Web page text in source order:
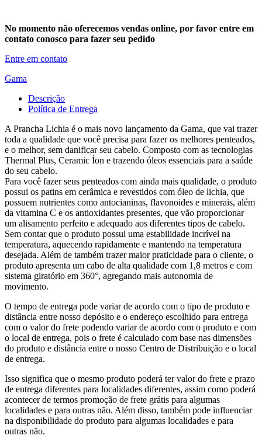
No momento não oferecemos vendas online, por favor entre em
contato conosco para fazer seu pedido
Entre em contato
Gama
Descrição
Política de Entrega
A Prancha Lichia é o mais novo lançamento da Gama, que vai trazer
toda a qualidade que você precisa para fazer os melhores penteados,
e o melhor, sem danificar seu cabelo. Composto com as tecnologias
Thermal Plus, Ceramic Íon e trazendo óleos essenciais para a saúde
do seu cabelo.
Para você fazer seus penteados com ainda mais qualidade, o produto
possui os patins em cerâmica e revestidos com óleo de lichia, que
possuem nutrientes como antocianinas, flavonoides e minerais, além
da vitamina C e os antioxidantes presentes, que vão proporcionar
um alisamento perfeito e adequado aos diferentes tipos de cabelo.
Sem contar que o produto possui uma estabilidade incrível na
temperatura, aquecendo rapidamente e mantendo na temperatura
desejada. Além de também trazer maior praticidade para o cliente, o
produto apresenta um cabo de alta qualidade com 1,8 metros e com
sistema giratório em 360°, agregando mais autonomia de
movimento.
O tempo de entrega pode variar de acordo com o tipo de produto e
distância entre nosso depósito e o endereço escolhido para entrega
com o valor do frete podendo variar de acordo com o produto e com
o local de entrega, pois o frete é calculado com base nas dimensões
do produto e distância entre o nosso Centro de Distribuição e o local
de entrega.
Isso significa que o mesmo produto poderá ter valor do frete e prazo
de entrega diferentes para localidades diferentes, assim como poderá
acontecer de termos promoção de frete grátis para algumas
localidades e para outras não. Além disso, também pode influenciar
na disponibilidade do produto para algumas localidades e para
outras não.